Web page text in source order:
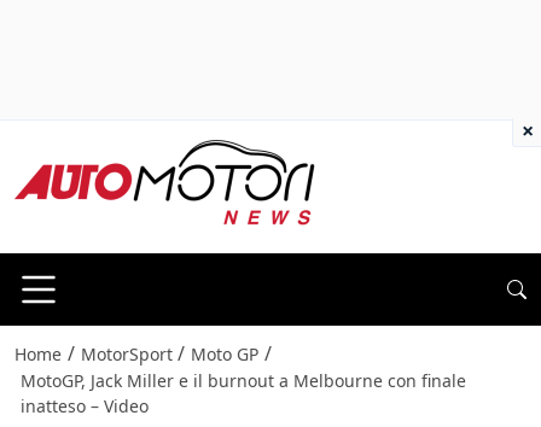
Home / MotorSport / Moto GP /
MotoGP, Jack Miller e il burnout a Melbourne con finale
inatteso – Video
×